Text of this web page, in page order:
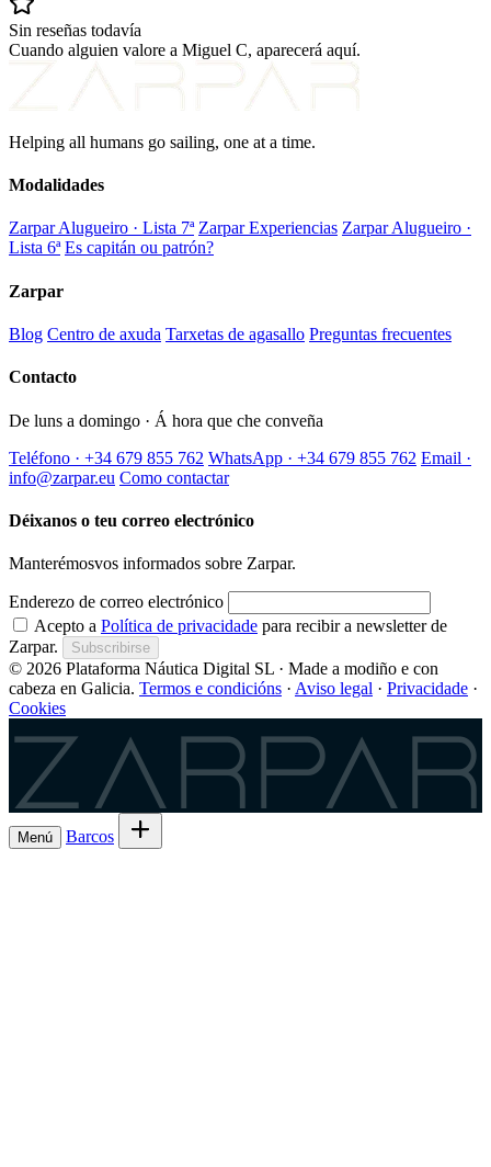
Sin reseñas todavía
Cuando alguien valore a Miguel C, aparecerá aquí.
Helping all humans go sailing, one at a time.
Modalidades
Zarpar Alugueiro · Lista 7ª Zarpar Experiencias Zarpar Alugueiro ·
Lista 6ª Es capitán ou patrón?
Zarpar
Blog Centro de axuda Tarxetas de agasallo Preguntas frecuentes
Contacto
De luns a domingo · Á hora que che conveña
Teléfono · +34 679 855 762 WhatsApp · +34 679 855 762 Email ·
info@zarpar.eu Como contactar
Déixanos o teu correo electrónico
Manterémosvos informados sobre Zarpar.
Enderezo de correo electrónico
Acepto a Política de privacidade para recibir a newsletter de
Zarpar.
Subscribirse
© 2026 Plataforma Náutica Digital SL · Made a modiño e con
cabeza en Galicia. Termos e condicións · Aviso legal · Privacidade ·
Cookies
Zarpar
Menú Barcos